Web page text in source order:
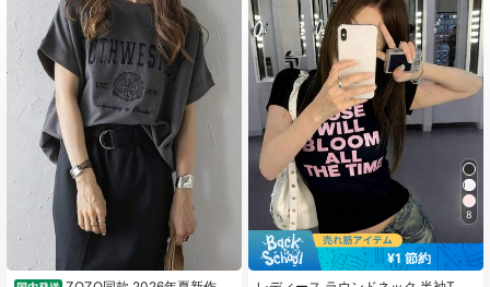
8
¥1 節約